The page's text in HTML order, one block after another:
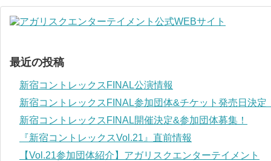
最近の投稿
新宿コントレックスFINAL公演情報
新宿コントレックスFINAL参加団体&チケット発売日決定
新宿コントレックスFINAL開催決定&参加団体募集！
『新宿コントレックスVol.21』直前情報
【Vol.21参加団体紹介】アガリスクエンターテイメント